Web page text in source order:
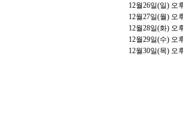
12월26일(일) 오
12월27일(월) 오
12월28일(화) 오
12월29일(수) 오
12월30일(목) 오